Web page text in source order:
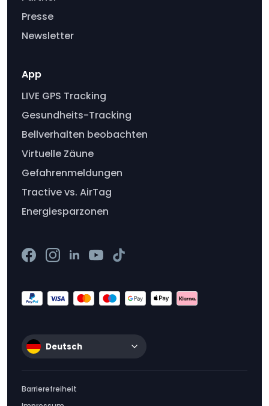
Presse
Newsletter
App
LIVE GPS Tracking
Gesundheits-Tracking
Bellverhalten beobachten
Virtuelle Zäune
Gefahrenmeldungen
Tractive vs. AirTag
Energiesparzonen
Deutsch
Barrierefreiheit